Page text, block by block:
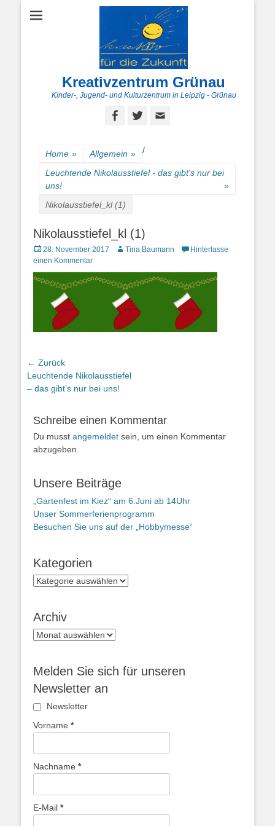
Kreativzentrum Grünau
Kinder-, Jugend- und Kulturzentrum in Leipzig - Grünau
Facebook
Twitter
Home » Allgemein » /
Leuchtende Nikolausstiefel - das gibt's nur bei
uns!
»
Nikolausstiefel_kl (1)
Nikolausstiefel_kl (1)
Posted
on
28. November 2017 AutorTina Baumann
Hinterlasse
einen Kommentar
Beitragsnavigation
← Zurück
Vorheriger
Beitrag:
Leuchtende Nikolausstiefel
– das gibt’s nur bei uns!
Schreibe einen Kommentar
Du musst angemeldet sein, um einen Kommentar
abzugeben.
Unsere Beiträge
„Gartenfest im Kiez“ am 6.Juni ab 14Uhr
Unser Sommerferienprogramm
Besuchen Sie uns auf der „Hobbymesse“
Kategorien
Kategorien
Archiv
Archiv
Melden Sie sich für unseren
Newsletter an
Newsletter
Vorname *
Nachname *
E-Mail *